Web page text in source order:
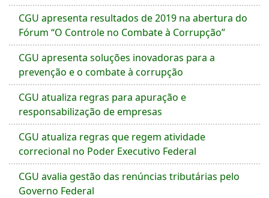
CGU apresenta resultados de 2019 na abertura do
Fórum “O Controle no Combate à Corrupção”
CGU apresenta soluções inovadoras para a
prevenção e o combate à corrupção
CGU atualiza regras para apuração e
responsabilização de empresas
CGU atualiza regras que regem atividade
correcional no Poder Executivo Federal
CGU avalia gestão das renúncias tributárias pelo
Governo Federal